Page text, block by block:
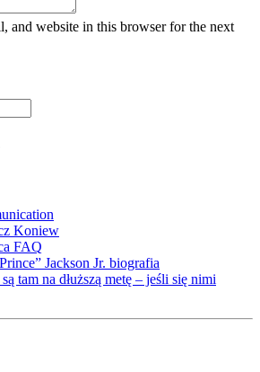
and website in this browser for the next
Koniew
FAQ
Jackson Jr. biografia
tam na dłuższą metę – jeśli się nimi